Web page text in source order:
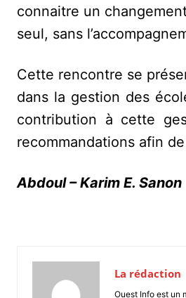
connaitre un
seul, sans
Cette rencontre se
dans la gestion des
contribution à cette
recommandations afin
Abdoul – Karim E. Sanon
La rédaction
Ouest Info est un